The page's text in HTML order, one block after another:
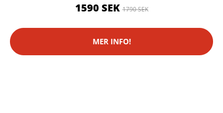
1590 SEK1790 SEK
MER INFO!